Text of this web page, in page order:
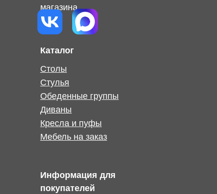
Информация для
покупателей
Каталог
магазина
Обеденные группы
Мебель на заказ
Кресла и пуфы
Диваны
Стулья
Столы